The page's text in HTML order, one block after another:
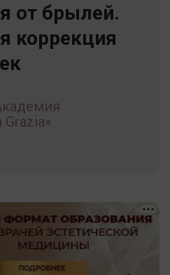
от брылей.
коррекция